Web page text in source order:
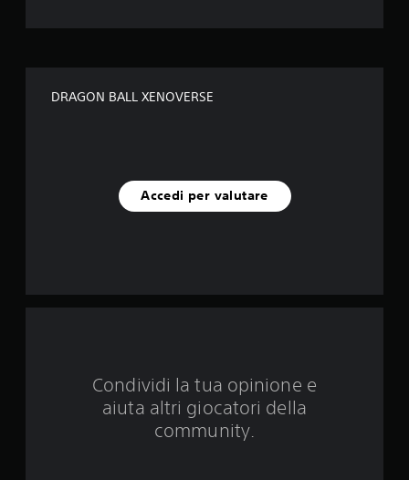
l
u
DRAGON BALL XENOVERSE
Accedi per valutare
Condividi la tua opinione e
aiuta altri giocatori della
community.